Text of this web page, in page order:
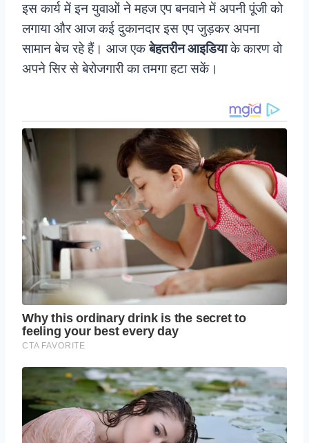
इस कार्य में इन युवाओं ने महज एप बनवाने में अपनी पूंजी को
लगाया और आज कई दुकानदार इस एप जुड़कर अपना
सामान बेच रहे हैं। आज एकबेहतरीन आइडियाके कारण वो
अपने सिर से बेरोजगारी का तमगा हटा सकें।